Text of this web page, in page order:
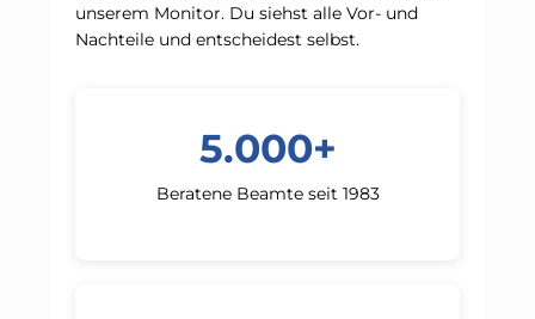
unserem Monitor. Du siehst alle Vor- und
Nachteile und entscheidest selbst.
5.000+
Beratene Beamte seit 1983